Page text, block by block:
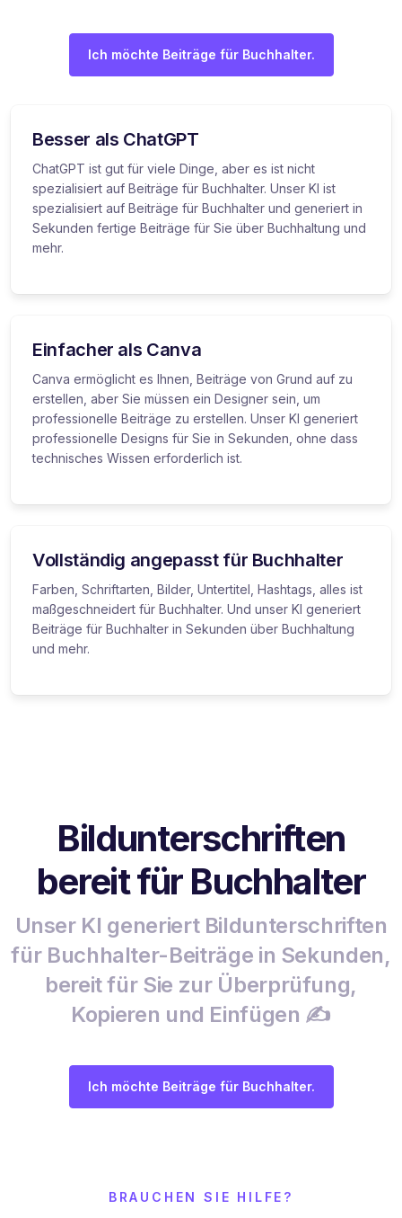
Ich möchte Beiträge für Buchhalter.
Besser als ChatGPT
ChatGPT ist gut für viele Dinge, aber es ist nicht
spezialisiert auf Beiträge für Buchhalter. Unser KI ist
spezialisiert auf Beiträge für Buchhalter und generiert in
Sekunden fertige Beiträge für Sie über Buchhaltung und
mehr.
Einfacher als Canva
Canva ermöglicht es Ihnen, Beiträge von Grund auf zu
erstellen, aber Sie müssen ein Designer sein, um
professionelle Beiträge zu erstellen. Unser KI generiert
professionelle Designs für Sie in Sekunden, ohne dass
technisches Wissen erforderlich ist.
Vollständig angepasst für Buchhalter
Farben, Schriftarten, Bilder, Untertitel, Hashtags, alles ist
maßgeschneidert für Buchhalter. Und unser KI generiert
Beiträge für Buchhalter in Sekunden über Buchhaltung
und mehr.
Bildunterschriften
bereit für Buchhalter
Unser KI generiert Bildunterschriften
für Buchhalter-Beiträge in Sekunden,
bereit für Sie zur Überprüfung,
Kopieren und Einfügen ✍️
Ich möchte Beiträge für Buchhalter.
BRAUCHEN SIE HILFE?